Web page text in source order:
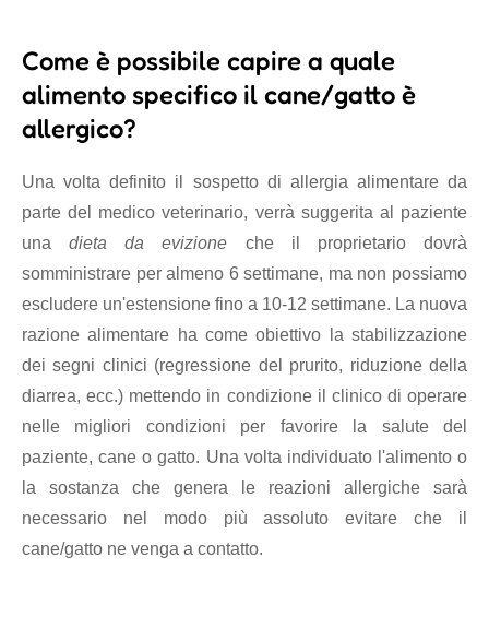
Come è possibile capire a quale
alimento specifico il cane/gatto è
allergico?
Una volta definito il sospetto di allergia alimentare da
parte del medico veterinario, verrà suggerita al paziente
unadieta da evizione che il proprietario dovrà
somministrare per almeno 6 settimane, ma non possiamo
escludere un'estensione fino a 10-12 settimane. La nuova
razione alimentare ha come obiettivo la stabilizzazione
dei segni clinici (regressione del prurito, riduzione della
diarrea, ecc.) mettendo in condizione il clinico di operare
nelle migliori condizioni per favorire la salute del
paziente, cane o gatto. Una volta individuato l'alimento o
la sostanza che genera le reazioni allergiche sarà
necessario nel modo più assoluto evitare che il
cane/gatto ne venga a contatto.